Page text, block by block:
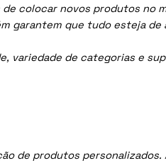
colocar novos produtos no
garantem que tudo esteja de
variedade de categorias e
de produtos